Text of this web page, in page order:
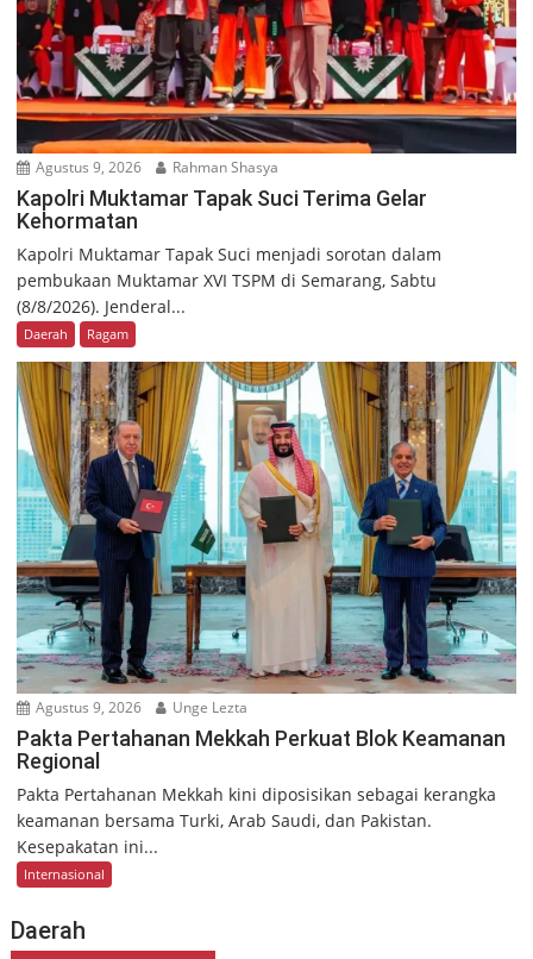
Agustus 9, 2026 Rahman Shasya
Kapolri Muktamar Tapak Suci Terima Gelar
Kehormatan
Kapolri Muktamar Tapak Suci menjadi sorotan dalam
pembukaan Muktamar XVI TSPM di Semarang, Sabtu
(8/8/2026). Jenderal...
Daerah Ragam
Agustus 9, 2026 Unge Lezta
Pakta Pertahanan Mekkah Perkuat Blok Keamanan
Regional
Pakta Pertahanan Mekkah kini diposisikan sebagai kerangka
keamanan bersama Turki, Arab Saudi, dan Pakistan.
Kesepakatan ini...
Internasional
Daerah